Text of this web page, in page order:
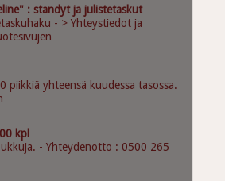
: standyt ja julistetaskut
- > Yhteystiedot ja
piikkiä yhteensä kuudessa tasossa.
kpl
- Yhteydenotto : 0500 265